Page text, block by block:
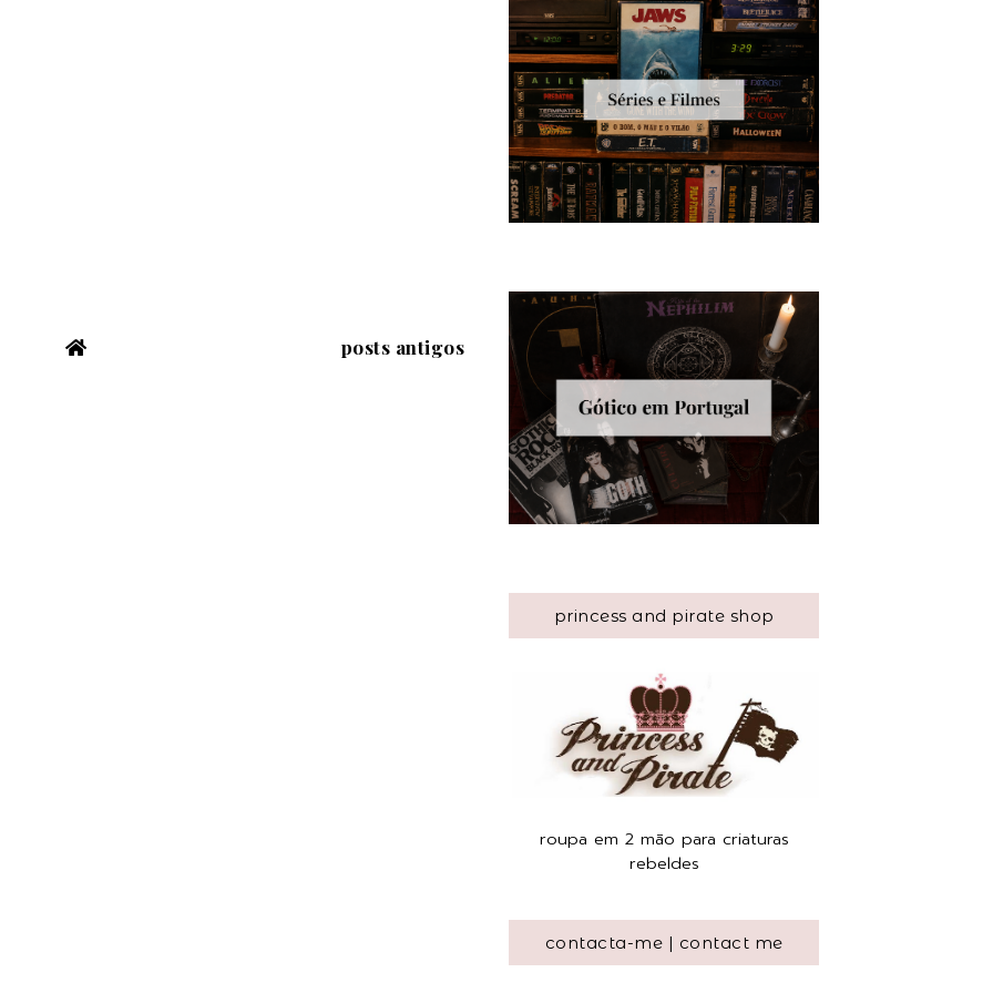
posts antigos
princess and pirate shop
roupa em 2 mão para criaturas
rebeldes
contacta-me | contact me